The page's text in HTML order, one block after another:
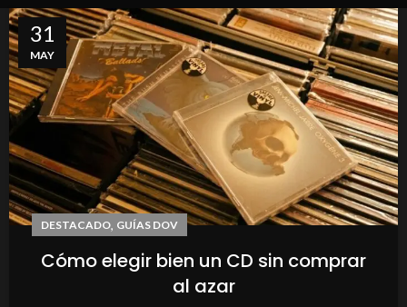
31
MAY
DESTACADO, GUÍAS DOV
Cómo elegir bien un CD sin comprar
al azar